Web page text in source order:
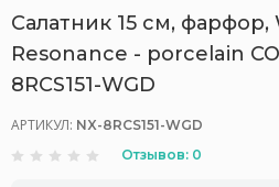
Салатник 15 см, фарфор,
Resonance - porcelain
8RCS151-WGD
АРТИКУЛ: NX-8RCS151-WGD
Отзывов: 0